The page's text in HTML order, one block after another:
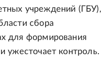
учреждений (ГБУ),
сбора
для формирования
ужесточает контроль.